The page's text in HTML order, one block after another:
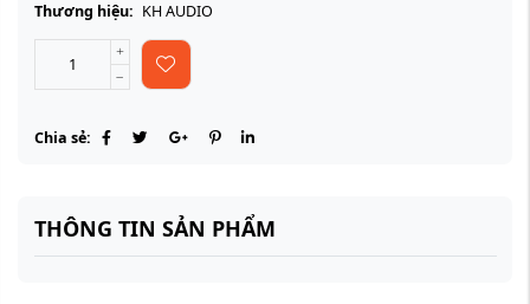
Thương hiệu: KH AUDIO
Chia sẻ:
THÔNG TIN SẢN PHẨM